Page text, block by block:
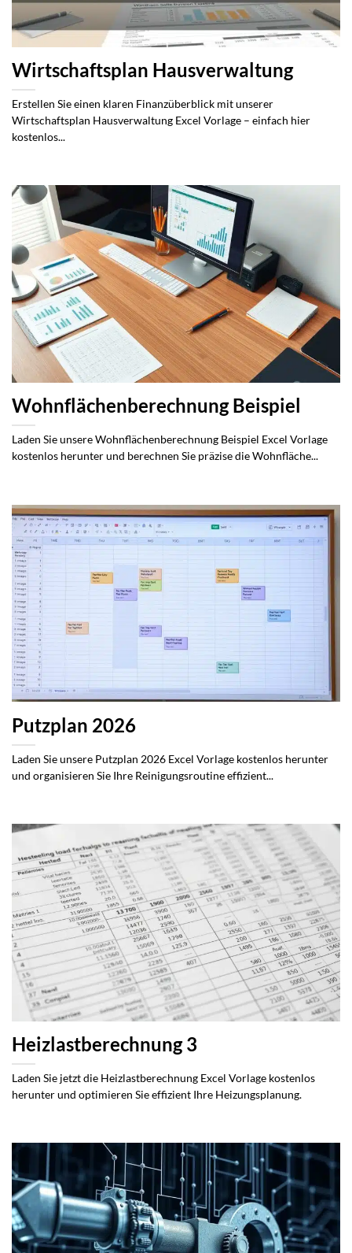
Wirtschaftsplan Hausverwaltung
Erstellen Sie einen klaren Finanzüberblick mit unserer
Wirtschaftsplan Hausverwaltung Excel Vorlage – einfach hier
kostenlos...
Wohnflächenberechnung Beispiel
Laden Sie unsere Wohnflächenberechnung Beispiel Excel Vorlage
kostenlos herunter und berechnen Sie präzise die Wohnfläche...
Putzplan 2026
Laden Sie unsere Putzplan 2026 Excel Vorlage kostenlos herunter
und organisieren Sie Ihre Reinigungsroutine effizient...
Heizlastberechnung 3
Laden Sie jetzt die Heizlastberechnung Excel Vorlage kostenlos
herunter und optimieren Sie effizient Ihre Heizungsplanung.